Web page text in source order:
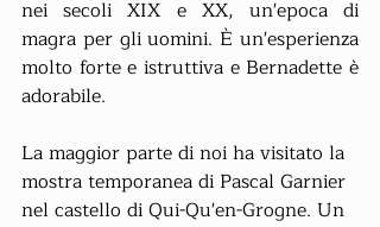
nei secoli XIX e XX, un'epoca di
magra per gli uomini. È un'esperienza
molto forte e istruttiva e Bernadette è
adorabile.
La maggior parte di noi ha visitato la
mostra temporanea di Pascal Garnier
nel castello di Qui-Qu'en-Grogne. Un